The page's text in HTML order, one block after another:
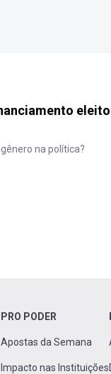
na política?
PRO PODER
Apostas da Semana
Impacto nas Instituições